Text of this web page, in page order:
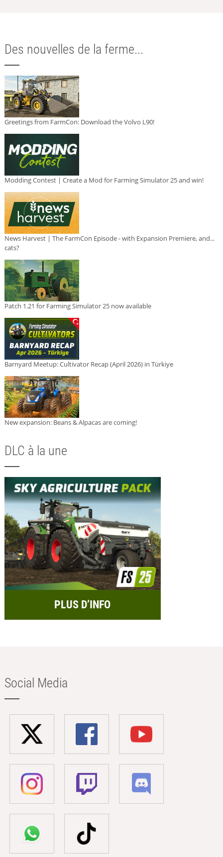
Des nouvelles de la ferme...
Greetings from FarmCon: Download the Volvo L90!
Modding Contest | Create a Mod for Farming Simulator 25 and win!
News Harvest | The FarmCon Episode - with Expansion Premiere, and...
cats?
Patch 1.21 for Farming Simulator 25 now available
Barnyard Meetup: Cultivator Recap (April 2026) in Türkiye
New expansion: Beans & Alpacas are coming!
DLC à la une
PLUS D’INFO
Social Media